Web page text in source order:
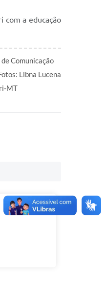
com a educação
Comunicação
Libna Lucena
MT